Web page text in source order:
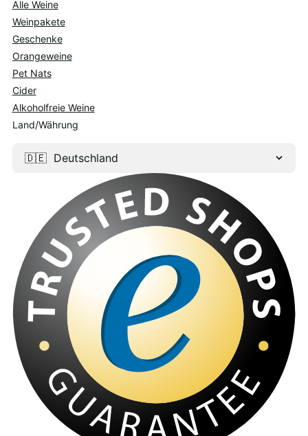
Alle Weine
Weinpakete
Geschenke
Orangeweine
Pet Nats
Cider
Alkoholfreie Weine
Land/Währung